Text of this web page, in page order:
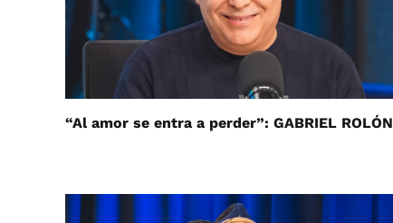
“Al amor se entra a perder”: GABRIEL ROLÓN